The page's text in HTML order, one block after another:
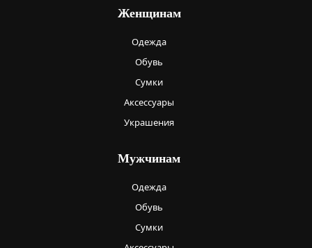
Женщинам
Одежда
Обувь
Сумки
Аксессуары
Украшения
Мужчинам
Одежда
Обувь
Сумки